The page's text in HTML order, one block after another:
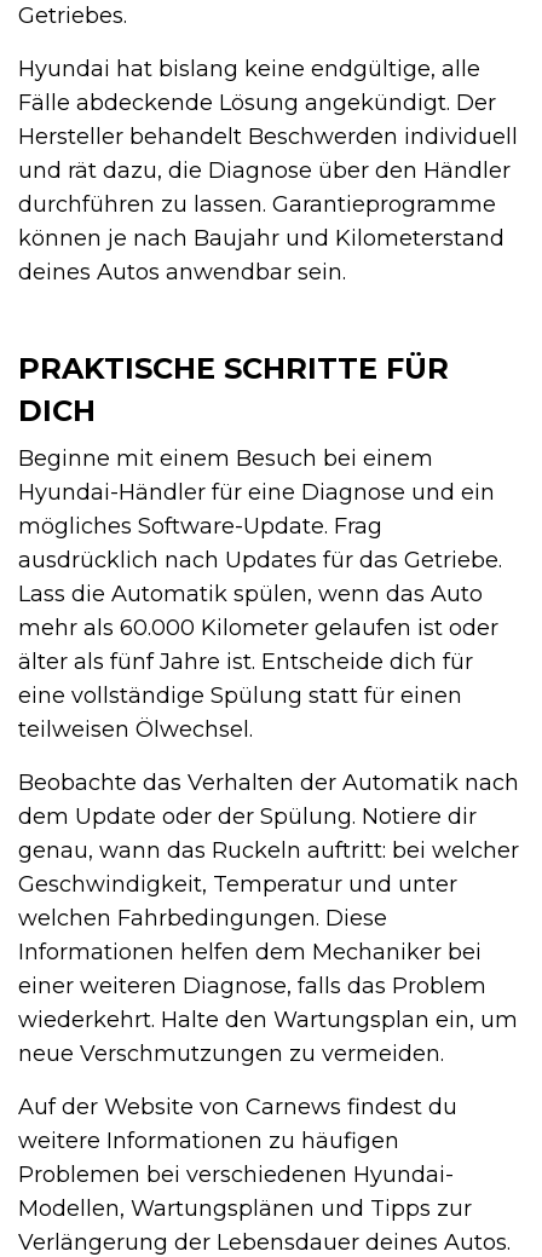
Getriebes.
Hyundai hat bislang keine endgültige, alle
Fälle abdeckende Lösung angekündigt. Der
Hersteller behandelt Beschwerden individuell
und rät dazu, die Diagnose über den Händler
durchführen zu lassen. Garantieprogramme
können je nach Baujahr und Kilometerstand
deines Autos anwendbar sein.
PRAKTISCHE SCHRITTE FÜR
DICH
Beginne mit einem Besuch bei einem
Hyundai-Händler für eine Diagnose und ein
mögliches Software-Update. Frag
ausdrücklich nach Updates für das Getriebe.
Lass die Automatik spülen, wenn das Auto
mehr als 60.000 Kilometer gelaufen ist oder
älter als fünf Jahre ist. Entscheide dich für
eine vollständige Spülung statt für einen
teilweisen Ölwechsel.
Beobachte das Verhalten der Automatik nach
dem Update oder der Spülung. Notiere dir
genau, wann das Ruckeln auftritt: bei welcher
Geschwindigkeit, Temperatur und unter
welchen Fahrbedingungen. Diese
Informationen helfen dem Mechaniker bei
einer weiteren Diagnose, falls das Problem
wiederkehrt. Halte den Wartungsplan ein, um
neue Verschmutzungen zu vermeiden.
Auf der Website von Carnews findest du
weitere Informationen zu häufigen
Problemen bei verschiedenen Hyundai-
Modellen, Wartungsplänen und Tipps zur
Verlängerung der Lebensdauer deines Autos.